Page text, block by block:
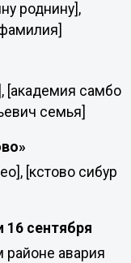
роднину],
[академия самбо
семья]
[кстово сибур
сентября
районе авария